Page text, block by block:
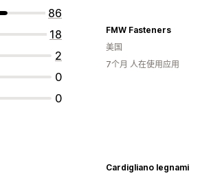
86
18
2
0
0
FMW Fasteners
美国
7个月 人在使用应用
Cardigliano legnami